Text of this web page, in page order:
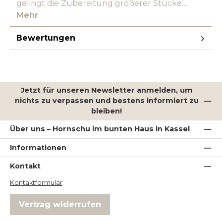
gelingt die Zubereitung größerer Stücke…
Mehr
Bewertungen
Jetzt für unseren Newsletter anmelden, um
nichts zu verpassen und bestens informiert zu
bleiben!
Über uns – Hornschu im bunten Haus in Kassel
Informationen
Kontakt
Kontaktformular
Vertrag widerrufen